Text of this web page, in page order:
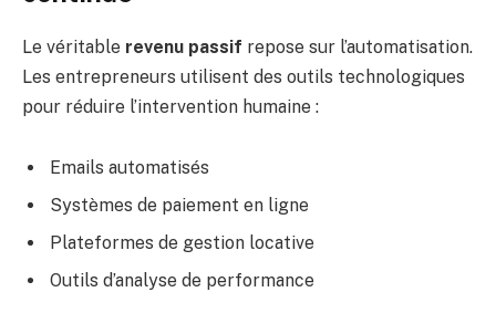
Le véritable revenu passif repose sur l’automatisation.
Les entrepreneurs utilisent des outils technologiques
pour réduire l’intervention humaine :
Emails automatisés
Systèmes de paiement en ligne
Plateformes de gestion locative
Outils d’analyse de performance